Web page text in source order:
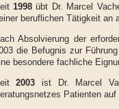
1998übt Dr. Marcel
beruflichen Tätigkeit an
Absolvierung der
die Befugnis zur
besondere fachliche
2003 ist Dr. Marcel
Patienten